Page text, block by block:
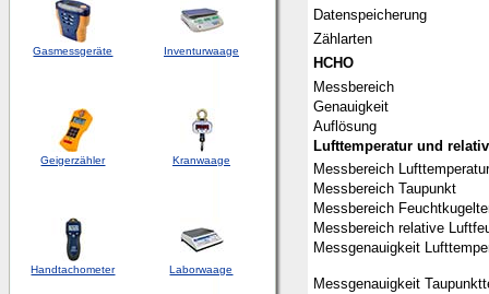
Gasmessgeräte Inventurwaage
Geigerzähler Kranwaage
Handtachometer Laborwaage
Datenspeicherung
Zählarten
HCHO
Messbereich
Genauigkeit
Auflösung
Lufttemperatur und
Messbereich Lufttemperatur
Messbereich Taupunkt
Messbereich
Messbereich relative
Messgenauigkeit
Messgenauigkeit